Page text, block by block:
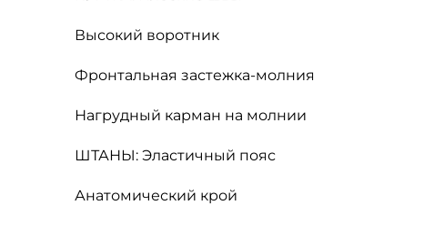
Высокий воротник
Фронтальная застежка-молния
Нагрудный карман на молнии
ШТАНЫ: Эластичный пояс
Анатомический крой